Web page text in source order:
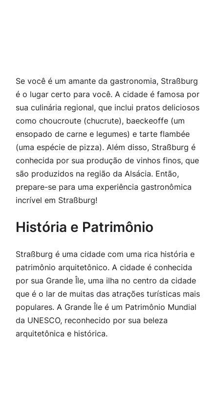
Se você é um amante da gastronomia, Straßburg
é o lugar certo para você. A cidade é famosa por
sua culinária regional, que inclui pratos deliciosos
como choucroute (chucrute), baeckeoffe (um
ensopado de carne e legumes) e tarte flambée
(uma espécie de pizza). Além disso, Straßburg é
conhecida por sua produção de vinhos finos, que
são produzidos na região da Alsácia. Então,
prepare-se para uma experiência gastronômica
incrível em Straßburg!
História e Patrimônio
Straßburg é uma cidade com uma rica história e
patrimônio arquitetônico. A cidade é conhecida
por sua Grande Île, uma ilha no centro da cidade
que é o lar de muitas das atrações turísticas mais
populares. A Grande Île é um Patrimônio Mundial
da UNESCO, reconhecido por sua beleza
arquitetônica e histórica.